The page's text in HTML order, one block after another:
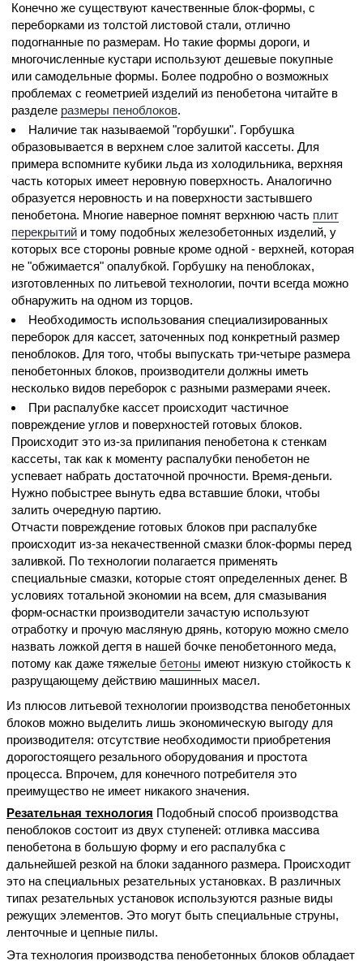
Конечно же существуют качественные блок-формы, с
переборками из толстой листовой стали, отлично
подогнанные по размерам. Но такие формы дороги, и
многочисленные кустари используют дешевые покупные
или самодельные формы. Более подробно о возможных
проблемах с геометрией изделий из пенобетона читайте в
разделе размеры пеноблоков.
Наличие так называемой "горбушки". Горбушка
образовывается в верхнем слое залитой кассеты. Для
примера вспомните кубики льда из холодильника, верхняя
часть которых имеет неровную поверхность. Аналогично
образуется неровность и на поверхности застывшего
пенобетона. Многие наверное помнят верхнюю часть плит
перекрытий и тому подобных железобетонных изделий, у
которых все стороны ровные кроме одной - верхней, которая
не "обжимается" опалубкой. Горбушку на пеноблоках,
изготовленных по литьевой технологии, почти всегда можно
обнаружить на одном из торцов.
Необходимость использования специализированных
переборок для кассет, заточенных под конкретный размер
пеноблоков. Для того, чтобы выпускать три-четыре размера
пенобетонных блоков, производители должны иметь
несколько видов переборок с разными размерами ячеек.
При распалубке кассет происходит частичное
повреждение углов и поверхностей готовых блоков.
Происходит это из-за прилипания пенобетона к стенкам
кассеты, так как к моменту распалубки пенобетон не
успевает набрать достаточной прочности. Время-деньги.
Нужно побыстрее вынуть едва вставшие блоки, чтобы
залить очередную партию.
Отчасти повреждение готовых блоков при распалубке
происходит из-за некачественной смазки блок-формы перед
заливкой. По технологии полагается применять
специальные смазки, которые стоят определенных денег. В
условиях тотальной экономии на всем, для смазывания
форм-оснастки производители зачастую используют
отработку и прочую масляную дрянь, которую можно смело
назвать ложкой дегтя в нашей бочке пенобетонного меда,
потому как даже тяжелыебетоны имеют низкую стойкость к
разрущающему действию машинных масел.
Из плюсов литьевой технологии производства пенобетонных
блоков можно выделить лишь экономическую выгоду для
производителя: отсутствие необходимости приобретения
дорогостоящего резального оборудования и простота
процесса. Впрочем, для конечного потребителя это
преимущество не имеет никакого значения.
Резательная технология Подобный способ производства
пеноблоков состоит из двух ступеней: отливка массива
пенобетона в большую форму и его распалубка с
дальнейшей резкой на блоки заданного размера. Происходит
это на специальных резательных установках. В различных
типах резательных установок используются разные виды
режущих элементов. Это могут быть специальные струны,
ленточные и цепные пилы.
Эта технология производства пенобетонных блоков обладает